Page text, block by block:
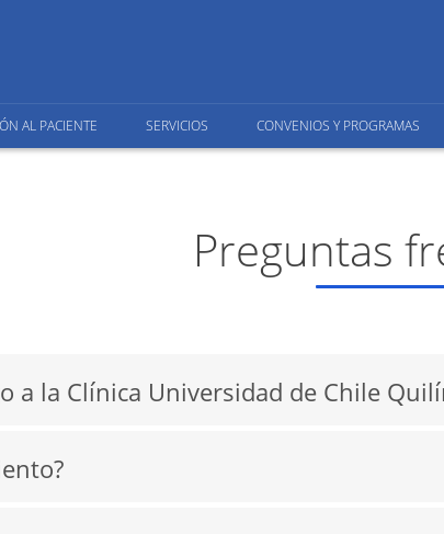
AL PACIENTE SERVICIOS CONVENIOS Y PROGRAMAS
Preguntas
a la Clínica Universidad de Chile